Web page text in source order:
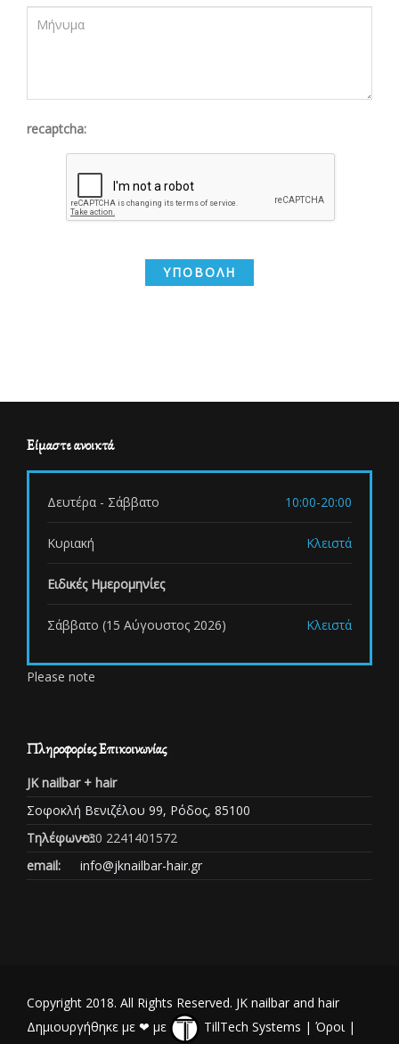
recaptcha:
Είμαστε ανοικτά
Δευτέρα - Σάββατο 10:00-20:00
Κυριακή Κλειστά
Ειδικές Ημερομηνίες
Σάββατο (15 Αύγουστος 2026) Κλειστά
Please note
Πληροφορίες Επικοινωνίας
JK nailbar + hair
Σοφοκλή Βενιζέλου 99, Ρόδος, 85100
Τηλέφωνο::+30 2241401572
email:
info@jknailbar-hair.gr
Copyright 2018. All Rights Reserved. JK nailbar and hair
Δημιουργήθηκε με ❤ με
TillTech Systems | Όροι|